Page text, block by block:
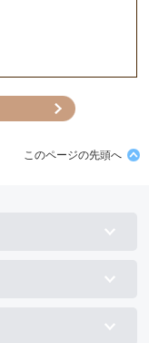
このページの先頭へ